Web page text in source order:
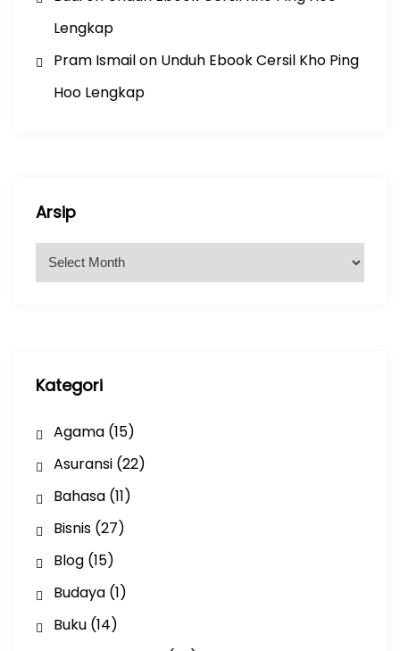
Lengkap
Pram Ismailon Unduh Ebook Cersil Kho Ping
Hoo Lengkap
Arsip
Kategori
Agama(15)
Asuransi(22)
Bahasa(11)
Bisnis(27)
Blog(15)
Budaya(1)
Buku(14)